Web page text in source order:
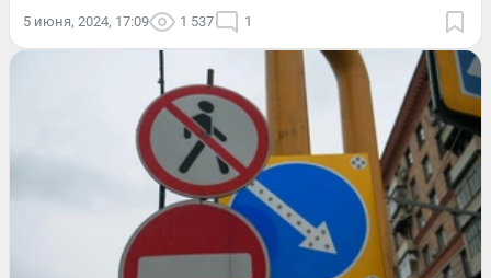
5 июня, 2024, 17:09 1 537 1